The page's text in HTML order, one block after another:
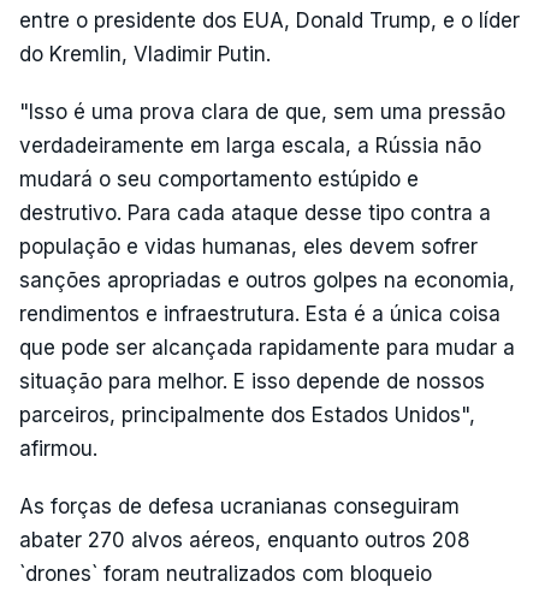
entre o presidente dos EUA, Donald Trump, e o líder
do Kremlin, Vladimir Putin.
"Isso é uma prova clara de que, sem uma pressão
verdadeiramente em larga escala, a Rússia não
mudará o seu comportamento estúpido e
destrutivo. Para cada ataque desse tipo contra a
população e vidas humanas, eles devem sofrer
sanções apropriadas e outros golpes na economia,
rendimentos e infraestrutura. Esta é a única coisa
que pode ser alcançada rapidamente para mudar a
situação para melhor. E isso depende de nossos
parceiros, principalmente dos Estados Unidos",
afirmou.
As forças de defesa ucranianas conseguiram
abater 270 alvos aéreos, enquanto outros 208
`drones` foram neutralizados com bloqueio